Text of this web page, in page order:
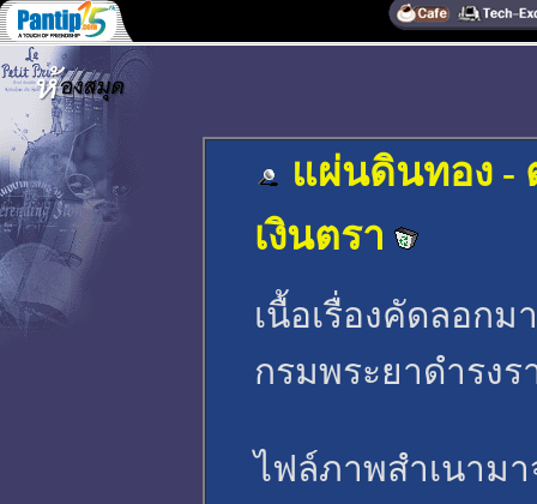
แผ่นดินทอง -
เงินตรา
เนื้อเรื่องคัดลอก
กรมพระยาดำรง
ไฟล์ภาพสำเนาม